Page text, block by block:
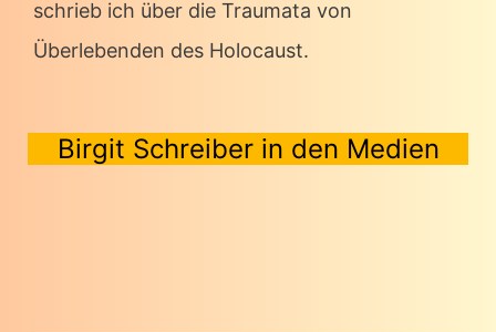
schrieb ich über die Traumata von
Überlebenden des Holocaust.
Birgit Schreiber in den Medien